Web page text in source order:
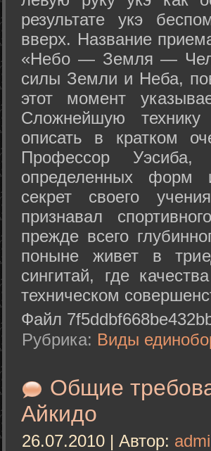
результате укэ
вверх. Название
«Небо — Земля —
силы Земли и Неба,
этот момент
Сложнейшую
описать в кратком
Профессор
определенных форм
секрет своего
признавал
прежде всего
поныне живет в
сингитай, где
техническом
Файл
Рубрика: Виды
Общие
Айкидо
26.07.2010 | Автор: